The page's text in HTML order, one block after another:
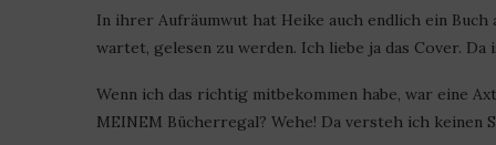
In ihrer Aufräumwut hat Heike auch endlich ein
wartet, gelesen zu werden. Ich liebe ja das Cover.
Wenn ich das richtig mitbekommen habe, war eine
MEINEM Bücherregal? Wehe! Da versteh ich keinen